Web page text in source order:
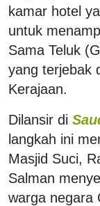
kamar hotel
untuk
Sama Teluk
yang terjebak
Kerajaan.
Dilansir di
langkah ini
Masjid Suci,
Salman
warga negara